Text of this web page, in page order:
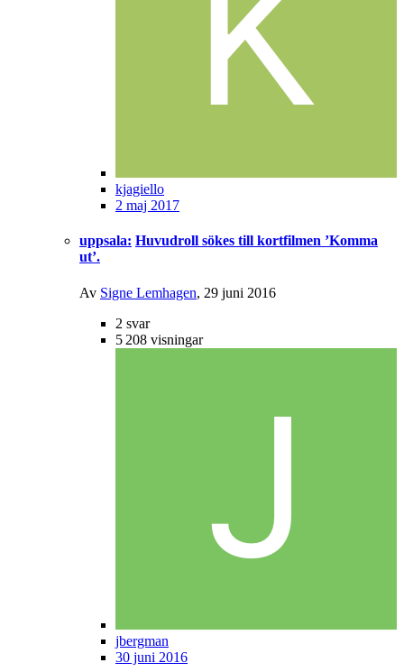
kjagiello
2 maj 2017
uppsala: Huvudroll sökes till kortfilmen ’Komma
ut’.
Av Signe Lemhagen, 29 juni 2016
2 svar
5 208 visningar
jbergman
30 juni 2016